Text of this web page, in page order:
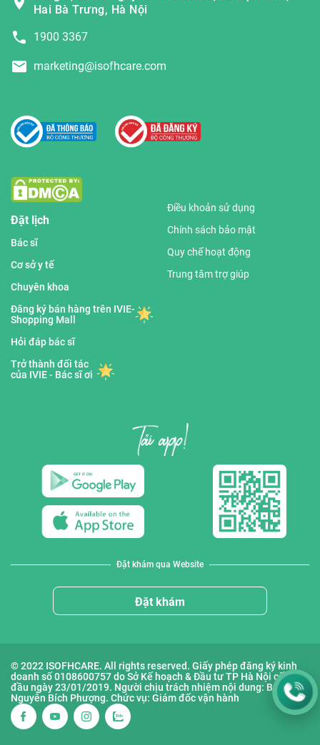
Hai Bà Trưng, Hà Nội
1900 3367
marketing@isofhcare.com
Đặt lịch
Bác sĩ
Cơ sở y tế
Chuyên khoa
Đăng ký bán hàng trên IVIE-
Shopping Mall
Hỏi đáp bác sĩ
Trở thành đối tác
của IVIE - Bác sĩ ơi
Điều khoản sử dụng
Chính sách bảo mật
Quy chế hoạt động
Trung tâm trợ giúp
Đặt khám qua Website
Đặt khám
© 2022 ISOFHCARE. All rights reserved. Giấy phép đăng ký kinh
doanh số 0108600757 do Sở Kế hoạch & Đầu tư TP Hà Nội cấp lần
đầu ngày 23/01/2019. Người chịu trách nhiệm nội dung: Bà
Nguyễn Bích Phượng. Chức vụ: Giám đốc vận hành